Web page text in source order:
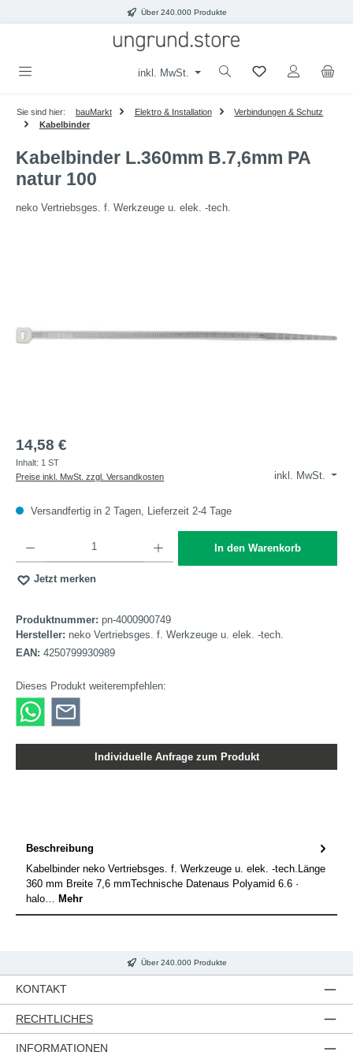
Zum Hauptinhalt springen Über 240.000 Produkte
inkl. MwSt.
Sie sind hier: bauMarkt Elektro & Installation
Verbindungen & Schutz
Kabelbinder
Kabelbinder L.360mm B.7,6mm PA
natur 100
neko Vertriebsges. f. Werkzeuge u. elek. -tech.
14,58 €
Inhalt: 1 ST
inkl. MwSt.
Preise inkl. MwSt. zzgl. Versandkosten
Versandfertig in 2 Tagen, Lieferzeit 2-4 Tage
In den Warenkorb
Jetzt merken
Produktnummer: pn-4000900749
Hersteller: neko Vertriebsges. f. Werkzeuge u. elek. -tech.
EAN: 4250799930989
Dieses Produkt weiterempfehlen:
Individuelle Anfrage zum Produkt
Beschreibung
Kabelbinder neko Vertriebsges. f. Werkzeuge u. elek. -tech.Länge
360 mm Breite 7,6 mmTechnische Datenaus Polyamid 6.6 ·
halo… Mehr
Über 240.000 Produkte
KONTAKT
RECHTLICHES
INFORMATIONEN